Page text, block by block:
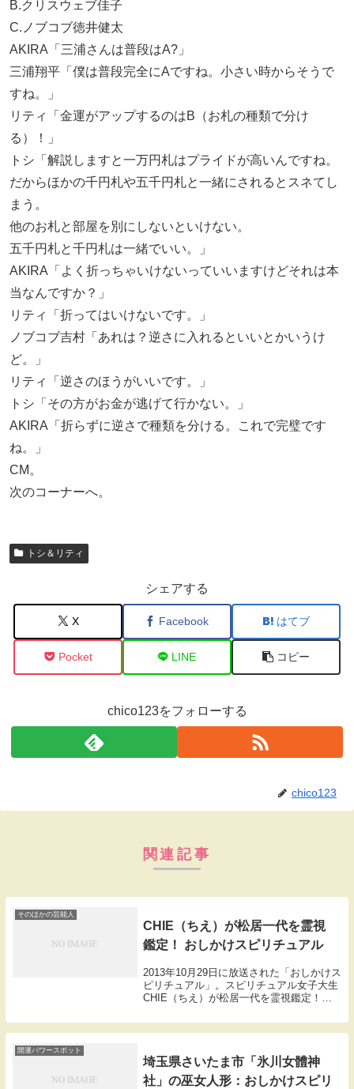
B.クリスウェブ佳子
C.ノブコブ徳井健太
AKIRA「三浦さんは普段はA?」
三浦翔平「僕は普段完全にAですね。小さい時からそうで
すね。」
リティ「金運がアップするのはB（お札の種類で分け
る）！」
トシ「解説しますと一万円札はプライドが高いんですね。
だからほかの千円札や五千円札と一緒にされるとスネてし
まう。
他のお札と部屋を別にしないといけない。
五千円札と千円札は一緒でいい。」
AKIRA「よく折っちゃいけないっていいますけどそれは本
当なんですか？」
リティ「折ってはいけないです。」
ノブコブ吉村「あれは？逆さに入れるといいとかいうけ
ど。」
リティ「逆さのほうがいいです。」
トシ「その方がお金が逃げて行かない。」
AKIRA「折らずに逆さで種類を分ける。これで完璧です
ね。」
CM。
次のコーナーへ。
トシ＆リティ
シェアする
X Facebook はてブ
Pocket LINE コピー
chico123をフォローする
chico123
関連記事
そのほかの芸能人
CHIE（ちえ）が松居一代を霊視
鑑定！ おしかけスピリチュアル
2013年10月29日に放送された「おしかけス
ピリチュアル」。スピリチュアル女子大生
CHIE（ちえ）が松居一代を霊視鑑定！松
家）が訪問。まずは自宅の中を探索して夫
婦の実像に迫ります。松居一代「ここがリ
開運パワースポット
埼玉県さいたま市「氷川女體神
社」の巫女人形：おしかけスピリ